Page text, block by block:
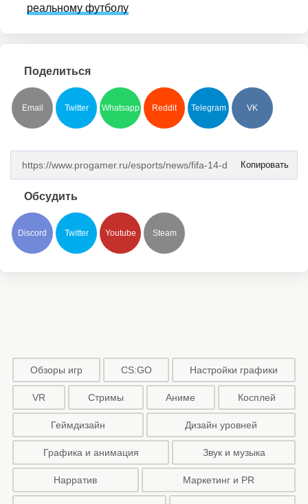
реальному футболу
Поделиться
Email Twitter Whatsapp Reddit Telegram VK
Копировать
Обсудить
Discord Twitter Youtube Steam
Обзоры игр CS:GO Настройки графики
VR Стримы Аниме Косплей
Геймдизайн Дизайн уровней
Графика и анимация Звук и музыка
Нарратив Маркетинг и PR